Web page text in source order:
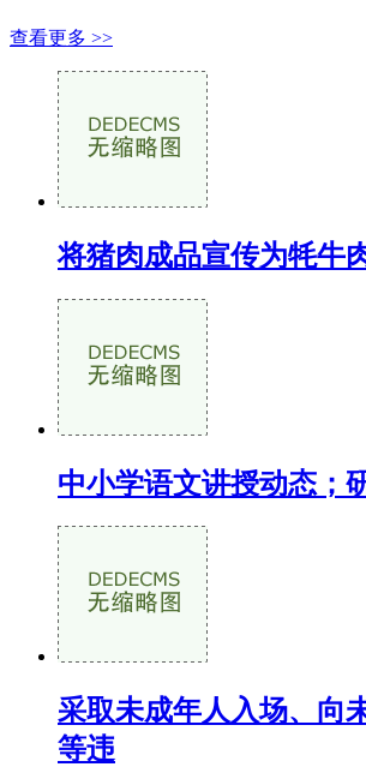
查看更多 >>
将猪肉成品宣传为牦牛
中小学语文讲授动态；
采取未成年人入场、向
等违